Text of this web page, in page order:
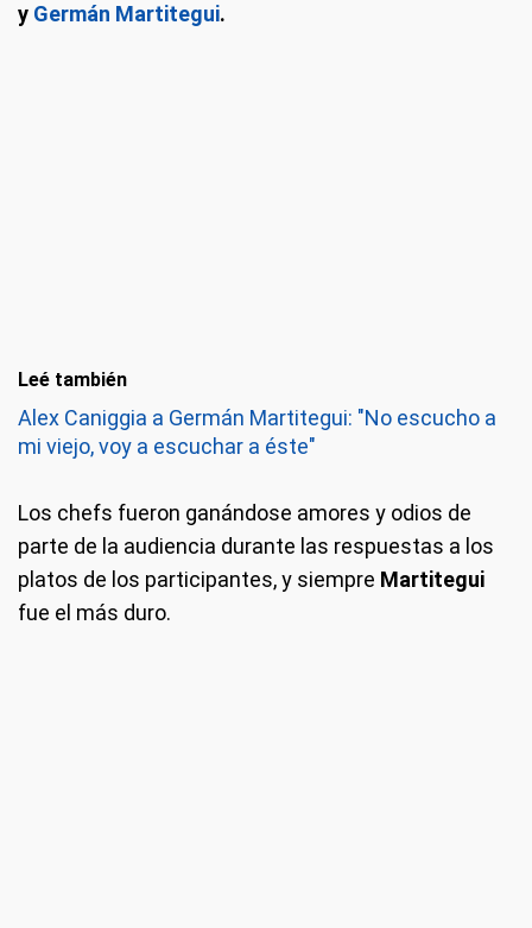
y Germán Martitegui.
Leé también
Alex Caniggia a Germán Martitegui: "No escucho a
mi viejo, voy a escuchar a éste"
Los chefs fueron ganándose amores y odios de
parte de la audiencia durante las respuestas a los
platos de los participantes, y siempre Martitegui
fue el más duro.